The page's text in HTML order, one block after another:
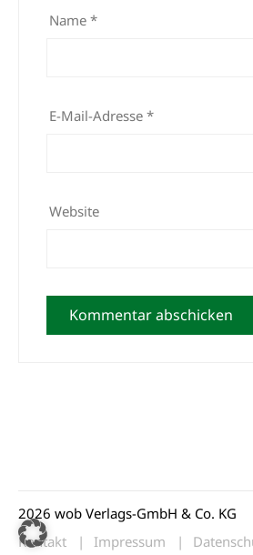
Name *
E-Mail-Adresse *
Website
2026 wob Verlags-GmbH & Co. KG
Kontakt
Impressum